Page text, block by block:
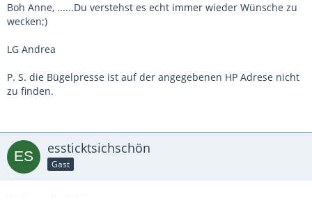
Boh Anne, ......Du verstehst es echt immer wieder Wünsche zu
wecken;)
LG Andrea
P. S. die Bügelpresse ist auf der angegebenen HP Adrese nicht
zu finden.
essticktsichschön
Gast